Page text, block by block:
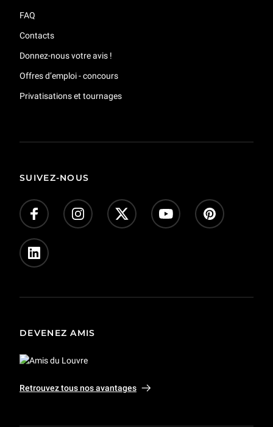
FAQ
Contacts
Donnez-nous votre avis !
Offres d’emploi - concours
Privatisations et tournages
SUIVEZ-NOUS
DEVENEZ AMIS
Retrouvez tous nos avantages